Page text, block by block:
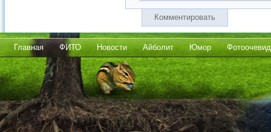
Комментировать
Главная ФИТО Новости Айболит Юмор